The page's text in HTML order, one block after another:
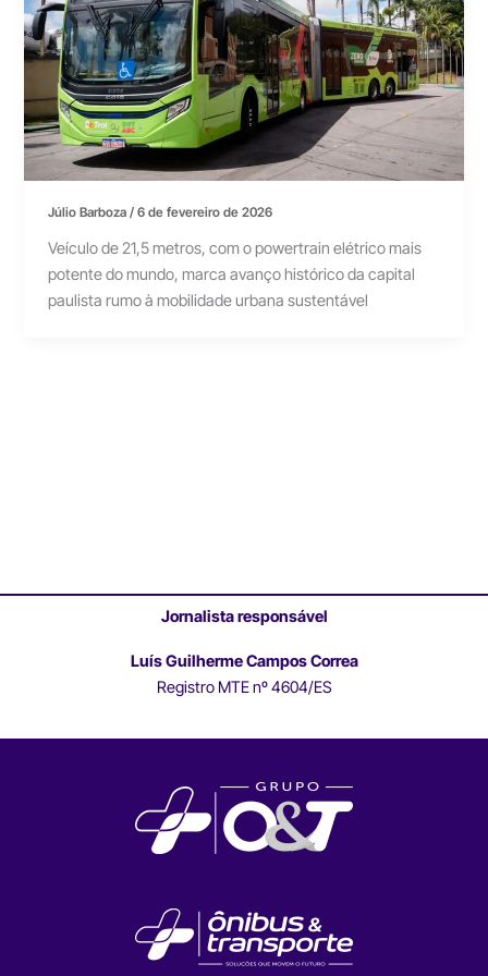
Júlio Barboza/6 de fevereiro de 2026
Veículo de 21,5 metros, com o powertrain elétrico mais
potente do mundo, marca avanço histórico da capital
paulista rumo à mobilidade urbana sustentável
Jornalista responsável
Luís Guilherme Campos Correa
Registro MTE nº 4604/ES